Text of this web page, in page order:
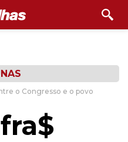
o Congresso e o povo